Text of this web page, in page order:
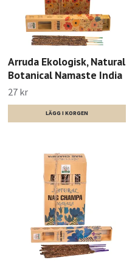
Arruda Ekologisk, Natural
Botanical Namaste India
27 kr